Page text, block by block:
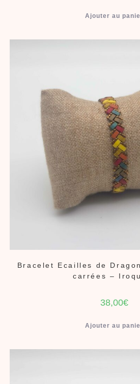
Ajouter au
Bracelet Ecailles de
carrées –
38,00€
Ajouter au